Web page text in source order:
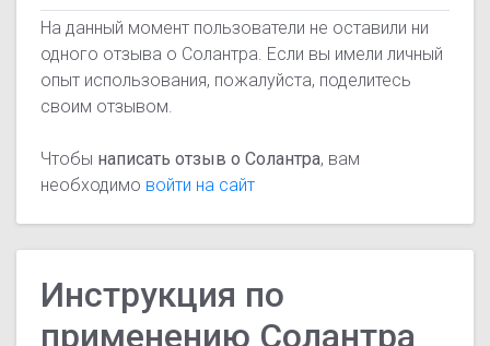
На данный момент пользователи не оставили ни
одного отзыва о Солантра. Если вы имели личный
опыт использования, пожалуйста, поделитесь
своим отзывом.
Чтобы написать отзыв о Солантра, вам
необходимо войти на сайт
Инструкция по
применению Солантра